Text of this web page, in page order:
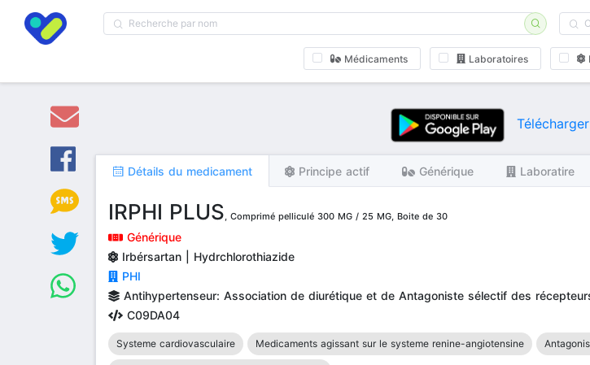
Médicaments Laboratoires
Détails du medicament Principe actif Générique Laboratire
IRPHI PLUS, Comprimé pelliculé 300 MG / 25 MG, Boite de 30
Générique
Irbérsartan | Hydrchlorothiazide
PHI
Antihypertenseur: Association de diurétique et de Antagoniste sélectif des
C09DA04
Systeme cardiovasculaire Medicaments agissant sur le systeme renine-angiotensine